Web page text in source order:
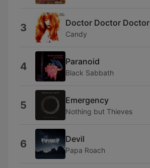
3 Doctor Doctor Doctor
Candy
4 Paranoid
Black Sabbath
5 Emergency
Nothing but Thieves
6 Devil
Papa Roach